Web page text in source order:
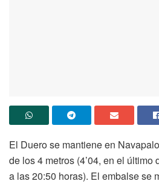
El Duero se mantiene en
de los 4 metros (4’04, en el último
a las 20:50 horas). El embalse se